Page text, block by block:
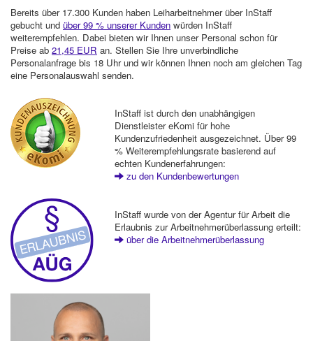
Bereits über 17.300 Kunden haben Leiharbeitnehmer über InStaff
gebucht und über 99 % unserer Kunden würden InStaff
weiterempfehlen. Dabei bieten wir Ihnen unser Personal schon für
Preise ab 21,45 EUR an. Stellen Sie Ihre unverbindliche
Personalanfrage bis 18 Uhr und wir können Ihnen noch am gleichen Tag
eine Personalauswahl senden.
InStaff ist durch den unabhängigen
Dienstleister eKomi für hohe
Kundenzufriedenheit ausgezeichnet. Über 99
% Weiterempfehlungsrate basierend auf
echten Kundenerfahrungen:
zu den Kundenbewertungen
InStaff wurde von der Agentur für Arbeit die
Erlaubnis zur Arbeitnehmerüberlassung erteilt:
über die Arbeitnehmerüberlassung